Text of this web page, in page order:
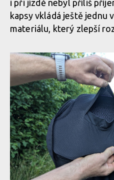
Biodegradabilní chráničová
Back Shirt
Biodegradabilní chráničová
Back Shirt
i při jízdě nebyl příliš
kapsy vkládá ještě jednu
materiálu, který zlepší